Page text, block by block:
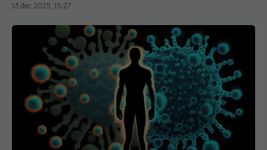
13 dec 2025, 15:27